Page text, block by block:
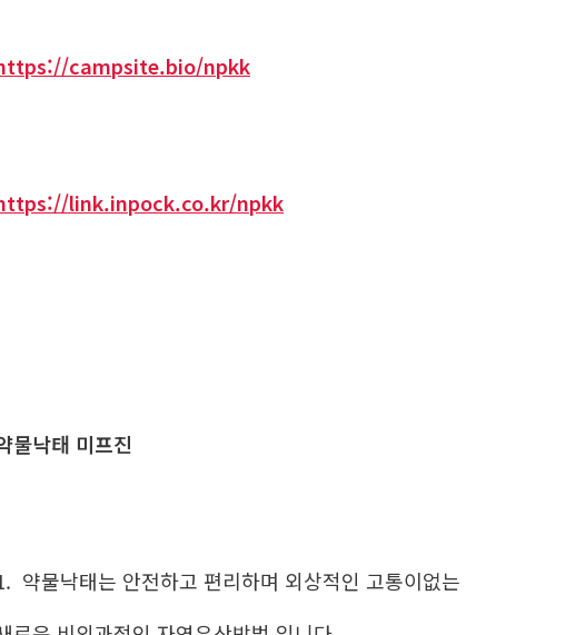
campsite.bio/npkk
link.inpock.co.kr/npkk
물낙태 미프진
약물낙태는 안전하고 편리하며 외상적인 고통이없는